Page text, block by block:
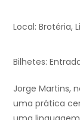
Local: Brotéria,
Bilhetes:
Jorge Martins,
uma prática